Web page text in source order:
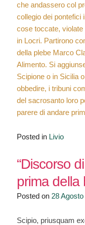
che andassero col
collegio dei pontefici
cose toccate,
in Locri. Partirono
della plebe Marco
Alimento. Si
Scipione o in Sicilia
obbedire, i tribuni
del sacrosanto loro
parere di andare
Posted in Livio
“Discorso
prima della
Posted on 28 Agosto
Scipio, priusquam